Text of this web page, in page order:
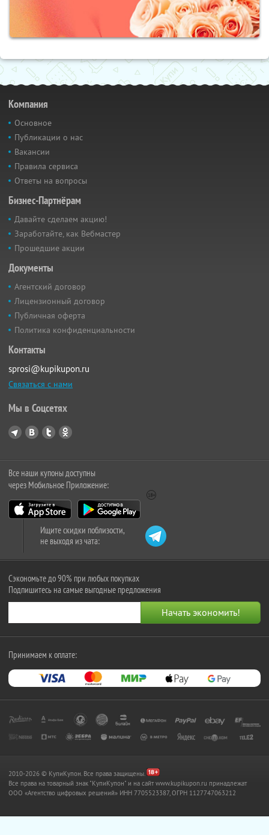
Компания
Основное
Публикации о нас
Вакансии
Правила сервиса
Ответы на вопросы
Бизнес-Партнёрам
Давайте сделаем акцию!
Заработайте, как Вебмастер
Прошедшие акции
Документы
Агентский договор
Лицензионный договор
Публичная оферта
Политика конфиденциальности
Контакты
sprosi@kupikupon.ru
Связаться с нами
Мы в Соцсетях
Все наши купоны доступны
через Мобильное Приложение:
Ищите скидки поблизости,
не выходя из чата:
Сэкономьте до 90% при любых покупках
Подпишитесь на самые выгодные предложения
Принимаем к оплате:
2010-2026 © КупиКупон. Все права защищены.
Все права на товарный знак "КупиКупон" и на сайт www.kupikupon.ru принадлежат
OOO «Агентство цифровых решений» ИНН 7705523387, ОГРН 1127747063212